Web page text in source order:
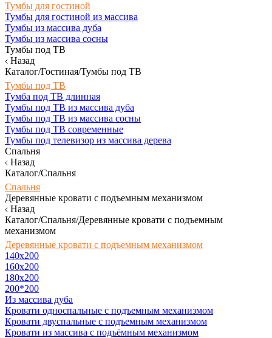
Тумбы для гостиной
Тумбы для гостиной из массива
Тумбы из массива дуба
Тумбы из массива сосны
Тумбы под ТВ
Назад
Каталог/Гостиная/Тумбы под ТВ
Тумбы под ТВ
Тумба под ТВ длинная
Тумбы под ТВ из массива дуба
Тумбы под ТВ из массива сосны
Тумбы под ТВ современные
Тумбы под телевизор из массива дерева
Спальня
Назад
Каталог/Спальня
Спальня
Деревянные кровати с подъемным механизмом
Назад
Каталог/Спальня/Деревянные кровати с подъемным
механизмом
Деревянные кровати с подъемным механизмом
140x200
160х200
180х200
200*200
Из массива дуба
Кровати односпальные с подъемным механизмом
Кровати двуспальные с подъемным механизмом
Кровати из массива с подъёмным механизмом